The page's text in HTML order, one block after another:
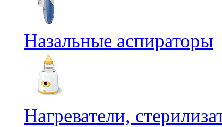
Назальные аспираторы
Нагреватели,